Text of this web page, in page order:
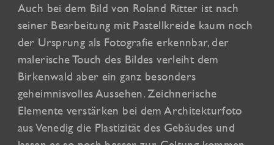
Auch bei dem Bild von Roland Ritter ist nach
seiner Bearbeitung mit Pastellkreide kaum noch
der Ursprung als Fotografie erkennbar, der
malerische Touch des Bildes verleiht dem
Birkenwald aber ein ganz besonders
geheimnisvolles Aussehen. Zeichnerische
Elemente verstärken bei dem Architekturfoto
aus Venedig die Plastizität des Gebäudes und